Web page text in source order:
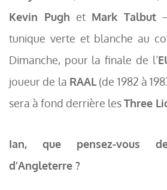
Kevin Pugh et Mark Talbut–
tunique verte et blanche au
Dimanche, pour la finale de l’
joueur de la RAAL (de 1982 à
sera à fond derrière lesThree
Ian, que pensez-vous
d’Angleterre ?